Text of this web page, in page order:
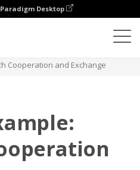
Desktop
Cooperation and Exchange